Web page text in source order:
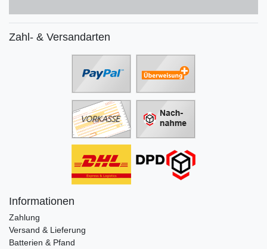
Zahl- & Versandarten
Informationen
Zahlung
Versand & Lieferung
Batterien & Pfand